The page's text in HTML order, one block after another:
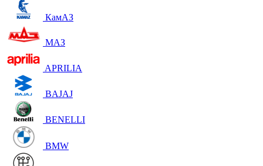
КамАЗ
МАЗ
APRILIA
BAJAJ
BENELLI
BMW